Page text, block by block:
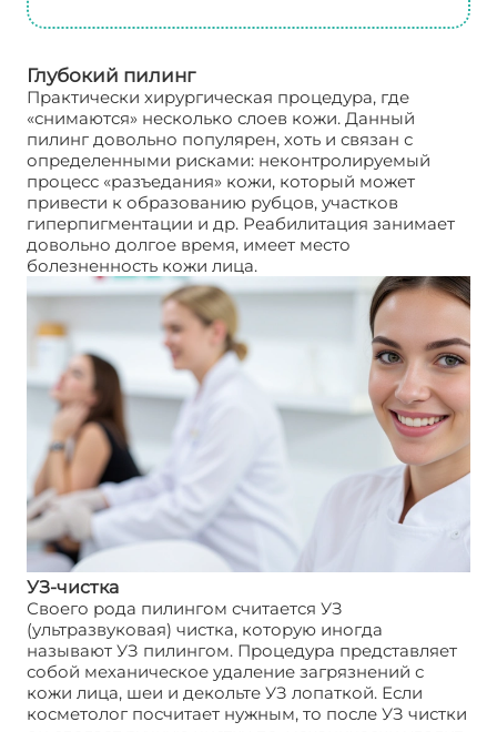
Глубокий пилинг
Практически хирургическая процедура, где
«снимаются» несколько слоев кожи. Данный
пилинг довольно популярен, хоть и связан с
определенными рисками: неконтролируемый
процесс «разъедания» кожи, который может
привести к образованию рубцов, участков
гиперпигментации и др. Реабилитация занимает
довольно долгое время, имеет место
болезненность кожи лица.
УЗ-чистка
Своего рода пилингом считается УЗ
(ультразвуковая) чистка, которую иногда
называют УЗ пилингом. Процедура представляет
собой механическое удаление загрязнений с
кожи лица, шеи и декольте УЗ лопаткой. Если
косметолог посчитает нужным, то после УЗ чистки